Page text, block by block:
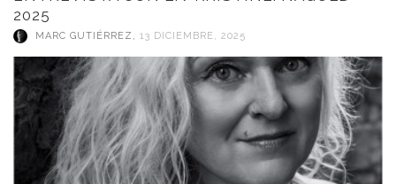
2025
MARC GUTIÉRREZ , 13 DICIEMBRE, 2025